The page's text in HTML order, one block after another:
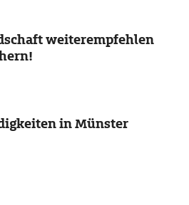
weiterempfehlen
in Münster